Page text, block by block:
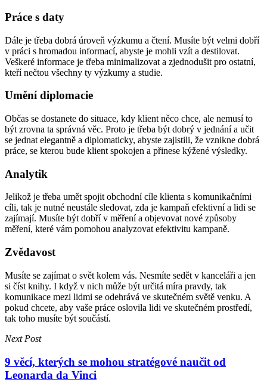
Práce s daty
Dále je třeba dobrá úroveň výzkumu a čtení. Musíte být velmi dobří
v práci s hromadou informací, abyste je mohli vzít a destilovat.
Veškeré informace je třeba minimalizovat a zjednodušit pro ostatní,
kteří nečtou všechny ty výzkumy a studie.
Umění diplomacie
Občas se dostanete do situace, kdy klient něco chce, ale nemusí to
být zrovna ta správná věc. Proto je třeba být dobrý v jednání a učit
se jednat elegantně a diplomaticky, abyste zajistili, že vznikne dobrá
práce, se kterou bude klient spokojen a přinese kýžené výsledky.
Analytik
Jelikož je třeba umět spojit obchodní cíle klienta s komunikačními
cíli, tak je nutné neustále sledovat, zda je kampaň efektivní a lidi se
zajímají. Musíte být dobří v měření a objevovat nové způsoby
měření, které vám pomohou analyzovat efektivitu kampaně.
Zvědavost
Musíte se zajímat o svět kolem vás. Nesmíte sedět v kanceláři a jen
si číst knihy. I když v nich může být určitá míra pravdy, tak
komunikace mezi lidmi se odehrává ve skutečném světě venku. A
pokud chcete, aby vaše práce oslovila lidi ve skutečném prostředí,
tak toho musíte být součástí.
Next Post
9 věcí, kterých se mohou stratégové naučit od
Leonarda da Vinci